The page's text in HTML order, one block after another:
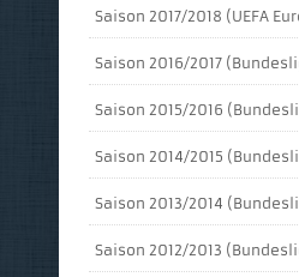
Saison 2017/2018 (UEFA
Saison 2016/2017
Saison 2015/2016
Saison 2014/2015
Saison 2013/2014
Saison 2012/2013